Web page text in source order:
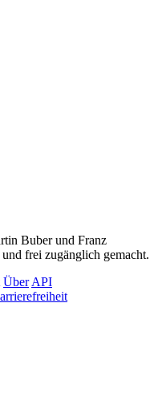
Buber und Franz
frei zugänglich gemacht.
Über API